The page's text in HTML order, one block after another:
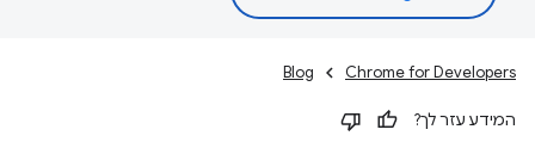
Chrome for Developers
Blog
המידע עזר לך?